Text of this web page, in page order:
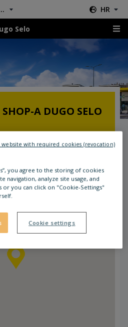
HR
Selo
A DUGO SELO
Dugo Selo te je dobro
you agree to the storing of cookies
navigation, analyze site usage, and
you can click on "Cookie-Settings"
Cookie settings
website with required cookies (revocation)